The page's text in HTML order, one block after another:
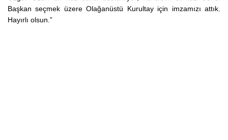
Başkan seçmek üzere Olağanüstü Kurultay için imzamızı attık.
Hayırlı olsun.”